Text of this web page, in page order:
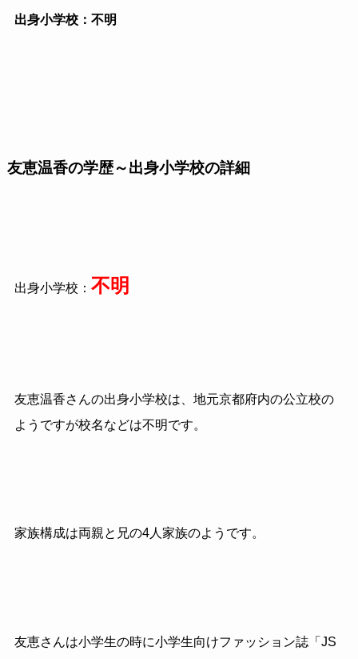
出身小学校：不明
友恵温香の学歴～出身小学校の詳細
出身小学校： 不明
友恵温香さんの出身小学校は、地元京都府内の公立校の
ようですが校名などは不明です。
家族構成は両親と兄の4人家族のようです。
友恵さんは小学生の時に小学生向けファッション誌「JS